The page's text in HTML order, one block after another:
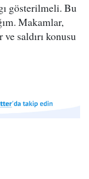
gösterilmeli. Bu
Makamlar,
saldırı konusu